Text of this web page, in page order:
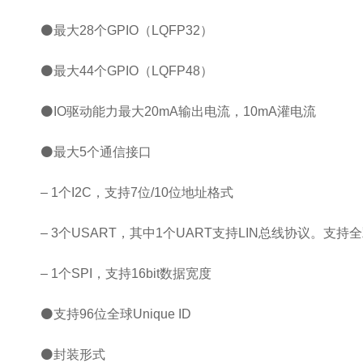
⚫最大28个GPIO（LQFP32）
⚫最大44个GPIO（LQFP48）
⚫IO驱动能力最大20mA输出电流，10mA灌电流
⚫最大5个通信接口
– 1个I2C，支持7位/10位地址格式
– 3个USART，其中1个UART支持LIN总线协议。支持全
– 1个SPI，支持16bit数据宽度
⚫支持96位全球Unique ID
⚫封装形式